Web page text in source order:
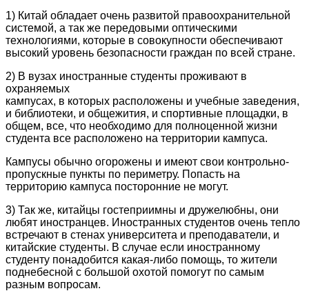
1) Китай обладает очень развитой правоохранительной
системой, а так же передовыми оптическими
технологиями, которые в совокупности обеспечивают
высокий уровень безопасности граждан по всей стране.
2) В вузах иностранные студенты проживают в
охраняемых
кампусах, в которых расположены и учебные заведения,
и библиотеки, и общежития, и спортивные площадки, в
общем, все, что необходимо для полноценной жизни
студента все расположено на территории кампуса.
Кампусы обычно огорожены и имеют свои контрольно-
пропускные пункты по периметру. Попасть на
территорию кампуса посторонние не могут.
3) Так же, китайцы гостеприимны и дружелюбны, они
любят иностранцев. Иностранных студентов очень тепло
встречают в стенах университета и преподаватели, и
китайские студенты. В случае если иностранному
студенту понадобится какая-либо помощь, то жители
поднебесной с большой охотой помогут по самым
разным вопросам.